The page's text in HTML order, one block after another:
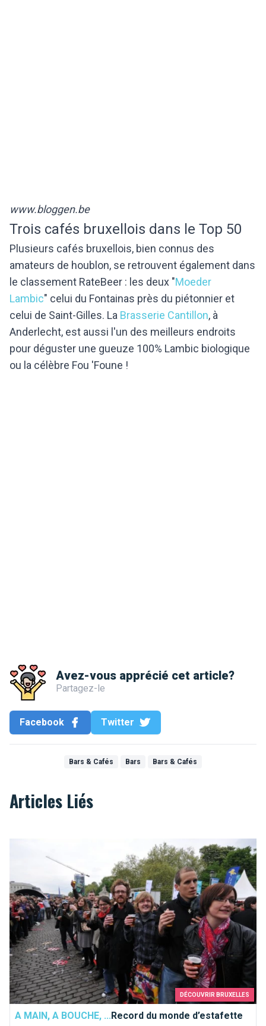
www.bloggen.be
Trois cafés bruxellois dans le Top 50
Plusieurs cafés bruxellois, bien connus des
amateurs de houblon, se retrouvent également dans
le classement RateBeer : les deux "Moeder
Lambic" celui du Fontainas près du piétonnier et
celui de Saint-Gilles. La Brasserie Cantillon, à
Anderlecht, est aussi l'un des meilleurs endroits
pour déguster une gueuze 100% Lambic biologique
ou la célèbre Fou 'Foune !
Avez-vous apprécié cet article?
Partagez-le
Facebook Twitter
Bars & Cafés Bars Bars & Cafés
Articles Liés
DÉCOUVRIR BRUXELLES
A MAIN, A BOUCHE, ...Record du monde d’estafette